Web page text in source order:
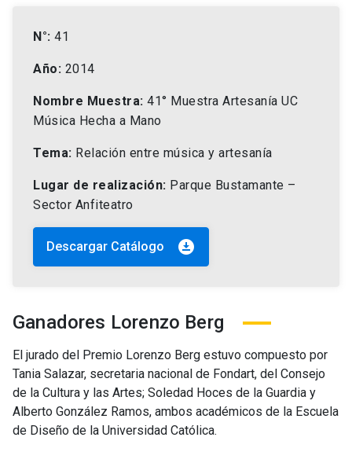
N°: 41
Año: 2014
Nombre Muestra: 41° Muestra Artesanía UC
Música Hecha a Mano
Tema: Relación entre música y artesanía
Lugar de realización: Parque Bustamante –
Sector Anfiteatro
Descargar Catálogo download_for_offline
Ganadores Lorenzo Berg
El jurado del Premio Lorenzo Berg estuvo compuesto por
Tania Salazar, secretaria nacional de Fondart, del Consejo
de la Cultura y las Artes; Soledad Hoces de la Guardia y
Alberto González Ramos, ambos académicos de la Escuela
de Diseño de la Universidad Católica.